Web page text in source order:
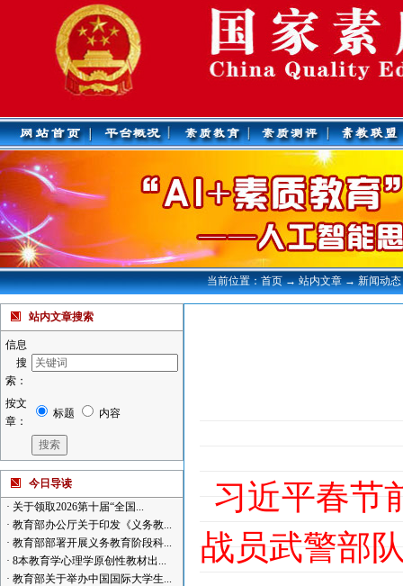
当前位置：首页 → 站内文章 → 新闻动态
站内文章搜索
信息
搜
索：
按文
章：
标题 内容
今日导读
· 关于领取2026第十届“全国...
· 教育部办公厅关于印发《义务教...
· 教育部部署开展义务教育阶段科...
· 8本教育学心理学原创性教材出...
· 教育部关于举办中国国际大学生...
习近平春节
战员武警部